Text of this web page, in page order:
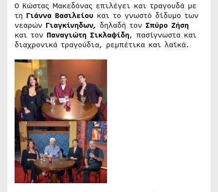
Ο Κώστας Μακεδόνας επιλέγει και τραγουδά με
τη Γιάννα Βασιλείου και το γνωστό δίδυμο των
νεαρών Γιαγκίνηδων, δηλαδή τον Σπύρο Ζήση
και τον Παναγιώτη Σικλαφίδη, πασίγνωστα και
διαχρονικά τραγούδια, ρεμπέτικα και λαϊκά.